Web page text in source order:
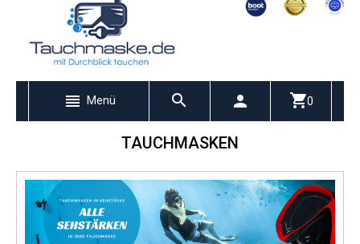
Menü 0
TAUCHMASKEN